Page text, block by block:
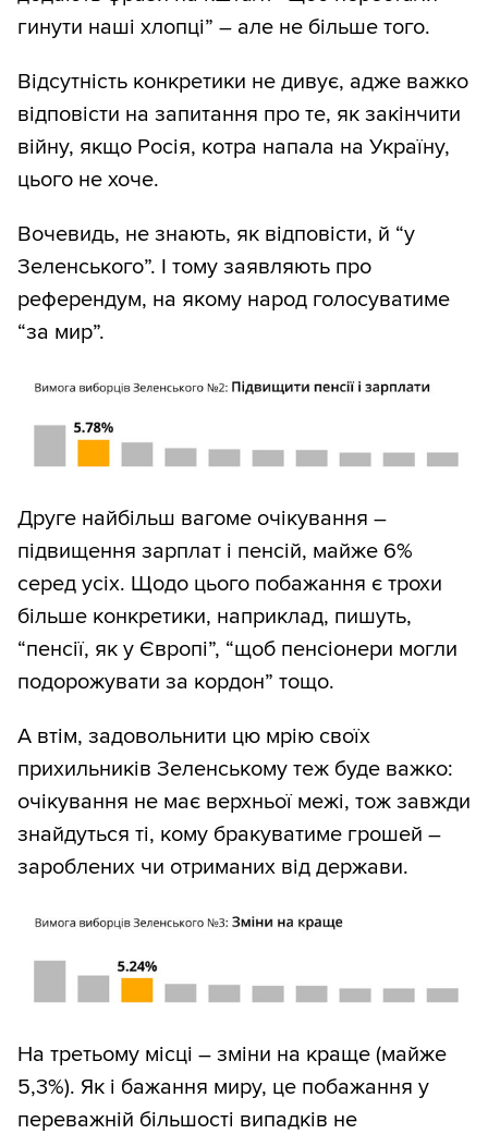
гинути наші хлопці” – але не більше того.
Відсутність конкретики не дивує, адже важко
відповісти на запитання про те, як закінчити
війну, якщо Росія, котра напала на Україну,
цього не хоче.
Вочевидь, не знають, як відповісти, й “у
Зеленського”. І тому заявляють про
референдум, на якому народ голосуватиме
“за мир”.
Друге найбільш вагоме очікування –
підвищення зарплат і пенсій, майже 6%
серед усіх. Щодо цього побажання є трохи
більше конкретики, наприклад, пишуть,
“пенсії, як у Європі”, “щоб пенсіонери могли
подорожувати за кордон” тощо.
А втім, задовольнити цю мрію своїх
прихильників Зеленському теж буде важко:
очікування не має верхньої межі, тож завжди
знайдуться ті, кому бракуватиме грошей –
зароблених чи отриманих від держави.
На третьому місці – зміни на краще (майже
5,3%). Як і бажання миру, це побажання у
переважній більшості випадків не